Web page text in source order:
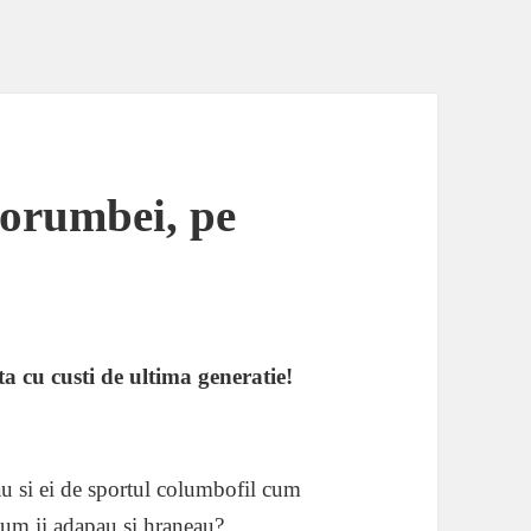
pe
cu custi de ultima generatie!
si ei de sportul columbofil cum
ii adapau si hraneau?